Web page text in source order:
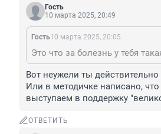
Гость
10 марта 2025, 20:49
Гость10 марта 2025, 20:05
Вот неужели ты
Или в методичке написано, что
выступаем в поддержку
ОТВЕТИТЬ